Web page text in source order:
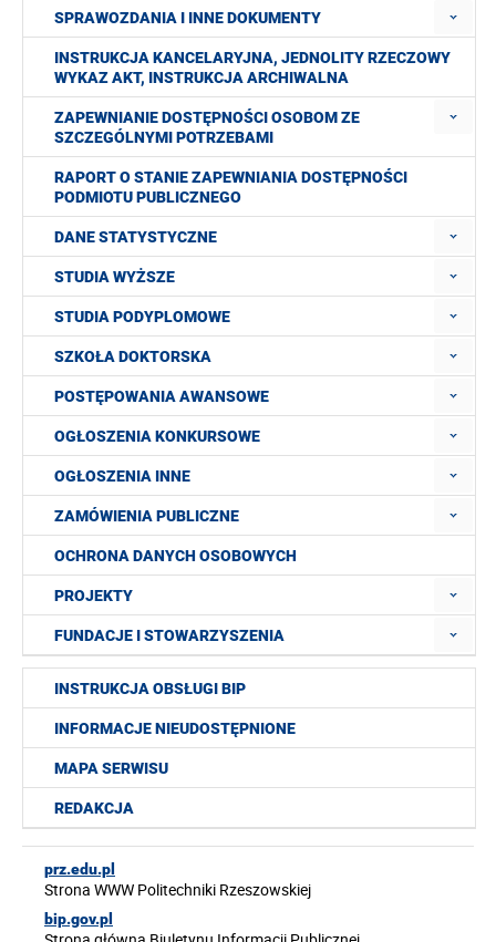
SPRAWOZDANIA I INNE DOKUMENTY
INSTRUKCJA KANCELARYJNA, JEDNOLITY RZECZOWY
WYKAZ AKT, INSTRUKCJA ARCHIWALNA
ZAPEWNIANIE DOSTĘPNOŚCI OSOBOM ZE
SZCZEGÓLNYMI POTRZEBAMI
RAPORT O STANIE ZAPEWNIANIA DOSTĘPNOŚCI
PODMIOTU PUBLICZNEGO
DANE STATYSTYCZNE
STUDIA WYŻSZE
STUDIA PODYPLOMOWE
SZKOŁA DOKTORSKA
POSTĘPOWANIA AWANSOWE
OGŁOSZENIA KONKURSOWE
OGŁOSZENIA INNE
ZAMÓWIENIA PUBLICZNE
OCHRONA DANYCH OSOBOWYCH
PROJEKTY
FUNDACJE I STOWARZYSZENIA
INSTRUKCJA OBSŁUGI BIP
INFORMACJE NIEUDOSTĘPNIONE
MAPA SERWISU
REDAKCJA
prz.edu.pl
Strona WWW Politechniki Rzeszowskiej
bip.gov.pl